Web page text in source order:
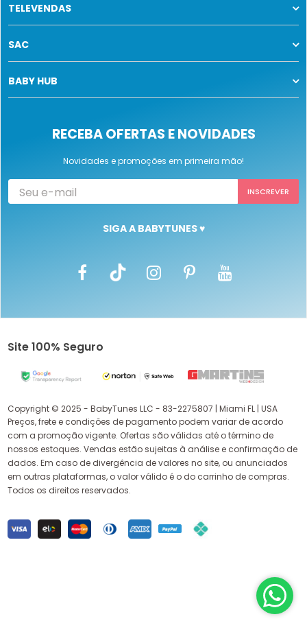
TELEVENDAS
SAC
BABY HUB
RECEBA OFERTAS E NOVIDADES
Novidades e promoções em primeira mão!
SIGA A BABYTUNES ♥
Site 100% Seguro
Copyright © 2025 - BabyTunes LLC - 83-2275807 | Miami FL | USA
Preços, frete e condições de pagamento podem variar de acordo
com a promoção vigente. Ofertas são válidas até o término de
nossos estoques. Vendas estão sujeitas à análise e confirmação de
dados. Em caso de divergência de valores no site, ou anunciados
em outras plataformas, o valor válido é o do carrinho de compras.
Todos os direitos reservados.